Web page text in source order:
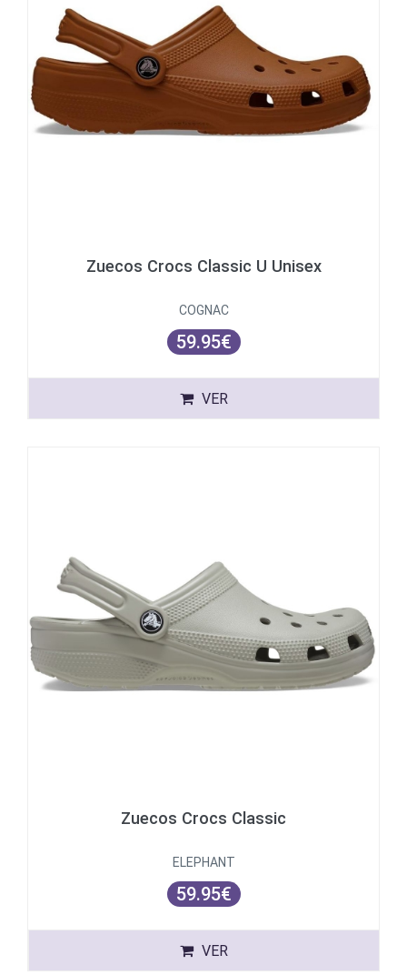
Zuecos Crocs Classic U Unisex
COGNAC
59.95€
VER
Zuecos Crocs Classic
ELEPHANT
59.95€
VER